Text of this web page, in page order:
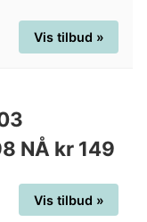
Vis tilbud »
NÅ kr 149
Vis tilbud »